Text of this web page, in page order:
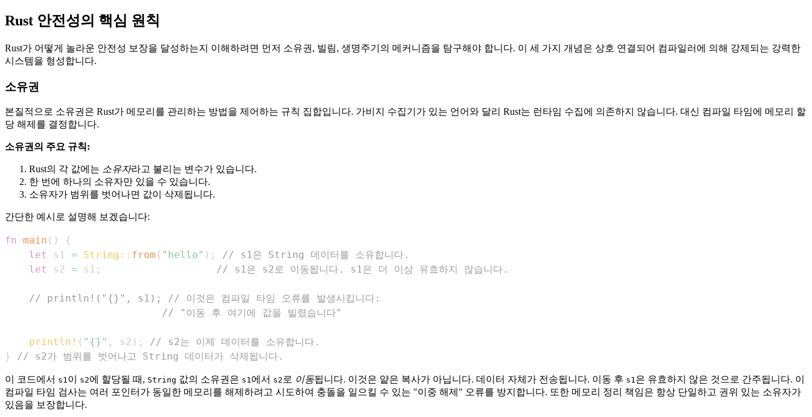
Rust 안전성의 핵심 원칙
Rust가 어떻게 놀라운 안전성 보장을 달성하는지 이해하려면 먼저 소유권, 빌림, 생명주기의 메커니즘을 탐구해야 합니다. 이 세 가지 개념은 상호 연결되어 컴파일러에 의해 강제되는 강력한
시스템을 형성합니다.
소유권
본질적으로 소유권은 Rust가 메모리를 관리하는 방법을 제어하는 규칙 집합입니다. 가비지 수집기가 있는 언어와 달리 Rust는 런타임 수집에 의존하지 않습니다. 대신 컴파일 타임에 메모리 할
당 해제를 결정합니다.
소유권의 주요 규칙:
Rust의 각 값에는 소유자라고 불리는 변수가 있습니다.
한 번에 하나의 소유자만 있을 수 있습니다.
소유자가 범위를 벗어나면 값이 삭제됩니다.
간단한 예시로 설명해 보겠습니다:
fn main ( )
{
let
s1 = String :: from ( "hello" ) ;
// s1은 String 데이터를 소유합니다.
let
s2 = s1 ; // s1은 s2로 이동됩니다. s1은 더 이상 유효하지 않습니다.
// println!("{}", s1); // 이것은 컴파일 타임 오류를 발생시킵니다:
// "이동 후 여기에 값을 빌렸습니다"
println! ( "{}" , s2 ) ;
// s2는 이제 데이터를 소유합니다.
}
// s2가 범위를 벗어나고 String 데이터가 삭제됩니다.
이 코드에서 s1이 s2에 할당될 때, String 값의 소유권은 s1에서 s2 로 이동됩니다. 이것은 얕은 복사가 아닙니다. 데이터 자체가 전송됩니다. 이동 후 s1은 유효하지 않은 것으로 간주됩니다. 이
컴파일 타임 검사는 여러 포인터가 동일한 메모리를 해제하려고 시도하여 충돌을 일으킬 수 있는 "이중 해제" 오류를 방지합니다. 또한 메모리 정리 책임은 항상 단일하고 권위 있는 소유자가
있음을 보장합니다.